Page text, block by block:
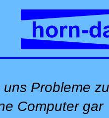
Probleme zu
Computer gar